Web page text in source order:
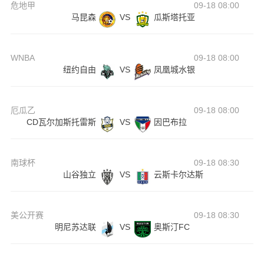
危地甲
09-18 08:00
马昆森
VS 瓜斯塔托亚
WNBA
09-18 08:00
纽约自由
VS 凤凰城水银
厄瓜乙
09-18 08:00
CD瓦尔加斯托雷斯
VS 因巴布拉
南球杯
09-18 08:30
山谷独立
VS 云斯卡尔达斯
美公开赛
09-18 08:30
明尼苏达联
VS 奥斯汀FC